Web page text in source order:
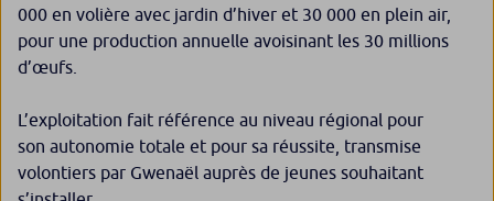
000 en volière avec jardin d’hiver et 30 000 en plein air,
pour une production annuelle avoisinant les 30 millions
d’œufs.
L’exploitation fait référence au niveau régional pour
son autonomie totale et pour sa réussite, transmise
volontiers par Gwenaël auprès de jeunes souhaitant